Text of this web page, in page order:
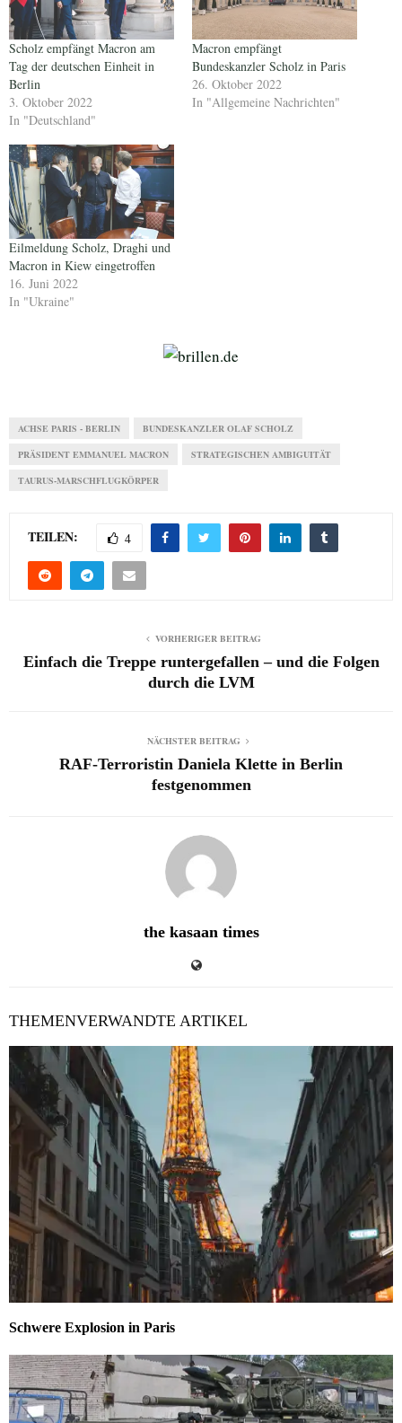
Scholz empfängt Macron am
Tag der deutschen Einheit in
Berlin
3. Oktober 2022
In "Deutschland"
Macron empfängt
Bundeskanzler Scholz in Paris
26. Oktober 2022
In "Allgemeine Nachrichten"
Eilmeldung Scholz, Draghi und
Macron in Kiew eingetroffen
16. Juni 2022
In "Ukraine"
ACHSE PARIS - BERLIN BUNDESKANZLER OLAF SCHOLZ
PRÄSIDENT EMMANUEL MACRON STRATEGISCHEN AMBIGUITÄT
TAURUS-MARSCHFLUGKÖRPER
TEILEN: 4
VORHERIGER BEITRAG
Einfach die Treppe runtergefallen – und die Folgen
durch die LVM
NÄCHSTER BEITRAG
RAF-Terroristin Daniela Klette in Berlin
festgenommen
the kasaan times
THEMENVERWANDTE ARTIKEL
Schwere Explosion in Paris